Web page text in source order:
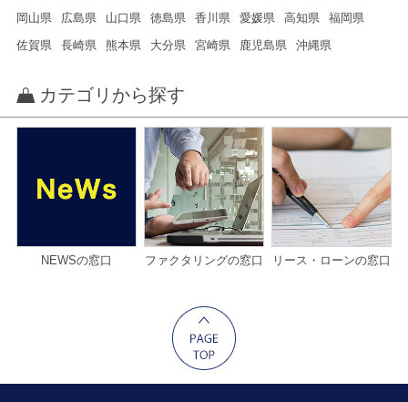
岡山県
広島県 山口県 徳島県 香川県 愛媛県 高知県
福岡県
佐賀県
長崎県 熊本県 大分県 宮崎県 鹿児島県 沖縄県
カテゴリから探す
NEWSの窓口 ファクタリングの窓口 リース・ローンの窓口